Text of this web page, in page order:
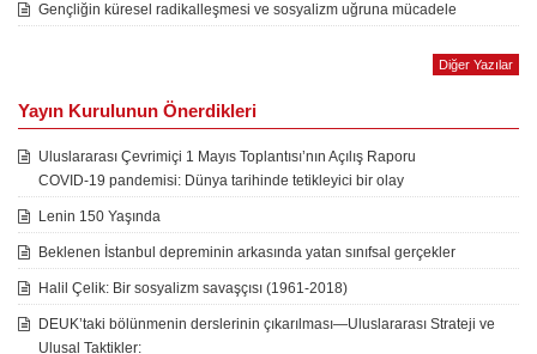
Gençliğin küresel radikalleşmesi ve sosyalizm uğruna mücadele
Diğer Yazılar
Yayın Kurulunun Önerdikleri
Uluslararası Çevrimiçi 1 Mayıs Toplantısı’nın Açılış Raporu
COVID-19 pandemisi: Dünya tarihinde tetikleyici bir olay
Lenin 150 Yaşında
Beklenen İstanbul depreminin arkasında yatan sınıfsal gerçekler
Halil Çelik: Bir sosyalizm savaşçısı (1961-2018)
DEUK’taki bölünmenin derslerinin çıkarılması—Uluslararası Strateji ve
Ulusal Taktikler: